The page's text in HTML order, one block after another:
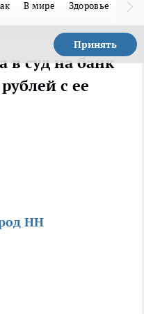
В мире Здоровье
Принять
в суд на банк
с ее
НН